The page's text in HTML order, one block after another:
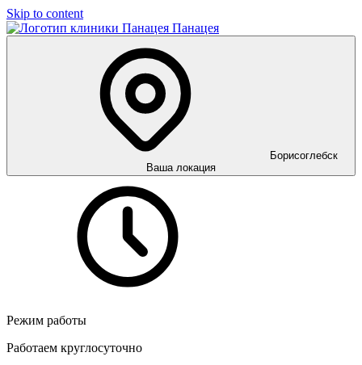
Skip to content
Панацея
Борисоглебск
Ваша локация
Режим работы
Работаем круглосуточно